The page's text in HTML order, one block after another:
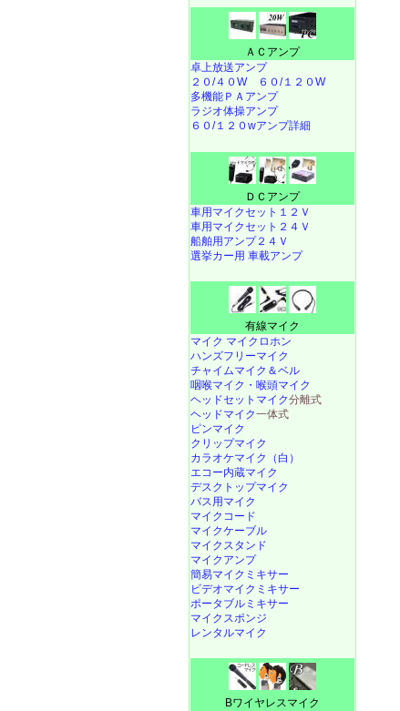
ＡＣアンプ
卓上放送アンプ
２０/４０W
６０/１２０W
多機能ＰＡアンプ
ラジオ体操アンプ
６０/１２０wアンプ詳細
ＤＣアンプ
車用マイクセット１２Ｖ
車用マイクセット２４Ｖ
船舶用アンプ２４Ｖ
選挙カー用 車載アンプ
有線マイク
マイク マイクロホン
ハンズフリーマイク
チャイムマイク＆ベル
咽喉マイク・喉頭マイク
ヘッドセットマイク分離式
ヘッドマイク一体式
ピンマイク
クリップマイク
カラオケマイク（白）
エコー内蔵マイク
デスクトップマイク
バス用マイク
マイクコード
マイクケーブル
マイクスタンド
マイクアンプ
簡易マイクミキサー
ビデオマイクミキサー
ポータブルミキサー
マイクスポンジ
レンタルマイク
Bワイヤレスマイク